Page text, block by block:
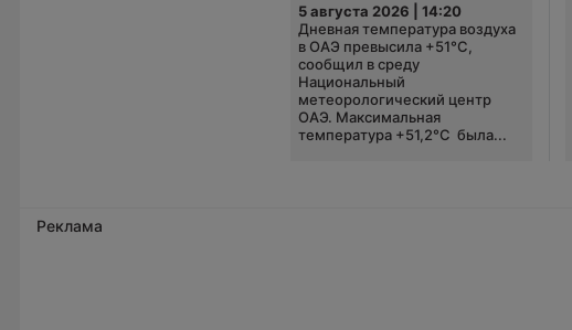
5 августа 2026 | 14:20
Дневная температура воздуха
в ОАЭ превысила +51°C,
сообщил в среду
Национальный
метеорологический центр
ОАЭ. Максимальная
температура +51,2°C была...
Реклама